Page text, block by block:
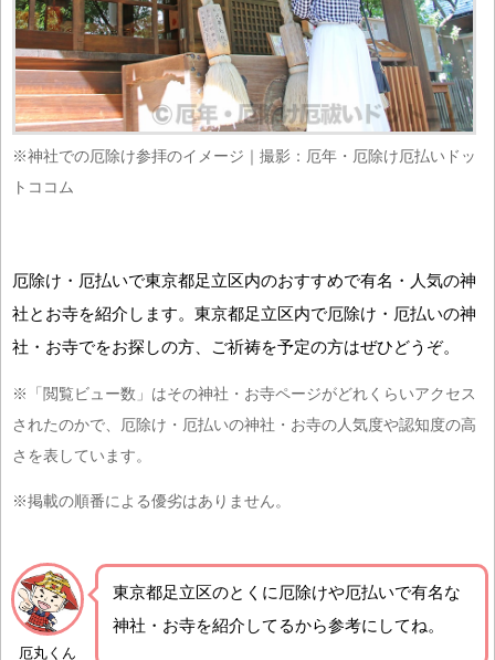
※神社での厄除け参拝のイメージ｜撮影：厄年・厄除け厄払いドッ
トココム
厄除け・厄払いで東京都足立区内のおすすめで有名・人気の神
社とお寺を紹介します。東京都足立区内で厄除け・厄払いの神
社・お寺でをお探しの方、ご祈祷を予定の方はぜひどうぞ。
※「閲覧ビュー数」はその神社・お寺ページがどれくらいアクセス
されたのかで、厄除け・厄払いの神社・お寺の人気度や認知度の高
さを表しています。
※掲載の順番による優劣はありません。
厄丸くん
東京都足立区のとくに厄除けや厄払いで有名な
神社・お寺を紹介 してるから参考にしてね。